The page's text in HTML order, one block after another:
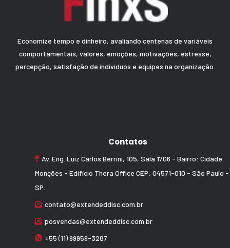
Economize tempo e dinheiro, avaliando centenas de variáveis
comportamentais, valores, emoções, motivações, estresse,
percepção, satisfação de indivíduos e equipes na organização.
Contatos
Av. Eng. Luiz Carlos Berrini, 105, Sala 1706 - Bairro: Cidade
Monções - Edifício Thera Office CEP: 04571-010 - São Paulo -
SP.
contato@extendeddisc.com.br
posvendas@extendeddisc.com.br
+55 (11) 99959-3287